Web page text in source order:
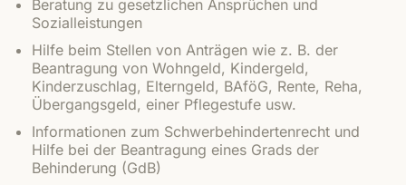
Beratung zu gesetzlichen Ansprüchen und
Sozialleistungen
Hilfe beim Stellen von Anträgen wie z. B. der
Beantragung von Wohngeld, Kindergeld,
Kinderzuschlag, Elterngeld, BAföG, Rente, Reha,
Übergangsgeld, einer Pflegestufe usw.
Informationen zum Schwerbehindertenrecht und
Hilfe bei der Beantragung eines Grads der
Behinderung (GdB)